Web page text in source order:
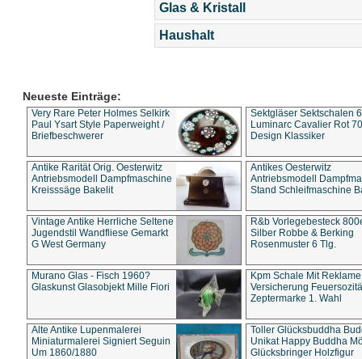
Glas & Kristall
Haushalt
Neueste Einträge:
Very Rare Peter Holmes Selkirk
Paul Ysart Style Paperweight /
Briefbeschwerer
Sektgläser Sektschalen
Luminarc Cavalier Rot
Design Klassiker
Antike Rarität Orig. Oesterwitz
Antriebsmodell Dampfmaschine
Kreisssäge Bakelit
Antikes Oesterwitz
Antriebsmodell
Stand Schleifmaschine
Vintage Antike Herrliche Seltene
Jugendstil Wandfliese Gemarkt
G West Germany
R&b Vorlegebesteck
Silber Robbe & Berking
Rosenmuster 6 Tlg.
Murano Glas - Fisch 1960?
Glaskunst Glasobjekt Mille Fiori
Kpm Schale Mit Reklame
Versicherung
Zeptermarke 1. Wahl
Alte Antike Lupenmalerei
Miniaturmalerei Signiert Seguin
Um 1860/1880
Toller Glücksbuddha
Unikat Happy Buddha
Glücksbringer Holzfigur